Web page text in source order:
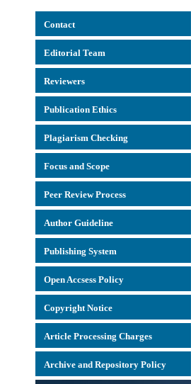
Contact
Editorial Team
Reviewers
Publication Ethics
Plagiarism Checking
Focus and Scope
Peer Review Process
Author Guideline
Publishing System
Open Accsess Policy
Copyright Notice
Article Processing Charges
Archive and Repository Policy